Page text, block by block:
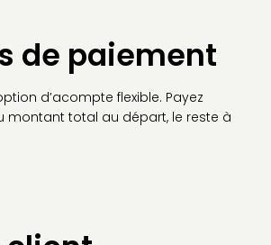
de paiement
d’acompte flexible. Payez
montant total au départ, le reste à